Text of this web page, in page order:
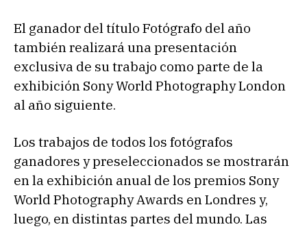
El ganador del título Fotógrafo del año
también realizará una presentación
exclusiva de su trabajo como parte de la
exhibición Sony World Photography London
al año siguiente.
Los trabajos de todos los fotógrafos
ganadores y preseleccionados se mostrarán
en la exhibición anual de los premios Sony
World Photography Awards en Londres y,
luego, en distintas partes del mundo. Las